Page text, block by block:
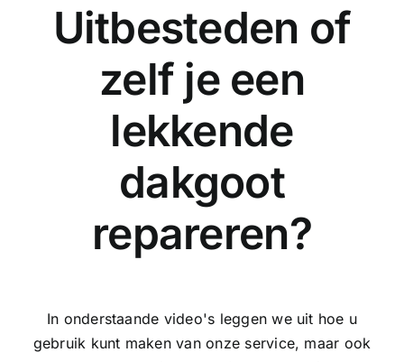
Uitbesteden of
zelf je een
lekkende
dakgoot
repareren?
In onderstaande video's leggen we uit hoe u
gebruik kunt maken van onze service, maar ook